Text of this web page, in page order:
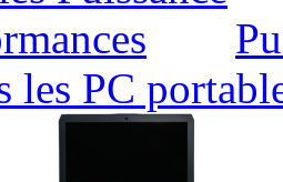
les PC